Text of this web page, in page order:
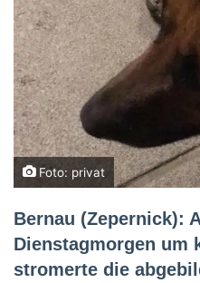
Foto: privat
Bernau (Zepernick):
Dienstagmorgen um
stromerte die